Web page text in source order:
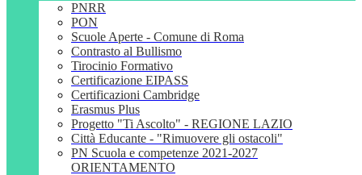
PNRR
PON
Scuole Aperte - Comune di Roma
Contrasto al Bullismo
Tirocinio Formativo
Certificazione EIPASS
Certificazioni Cambridge
Erasmus Plus
Progetto "Ti Ascolto" - REGIONE LAZIO
Città Educante - "Rimuovere gli ostacoli"
PN Scuola e competenze 2021-2027
ORIENTAMENTO